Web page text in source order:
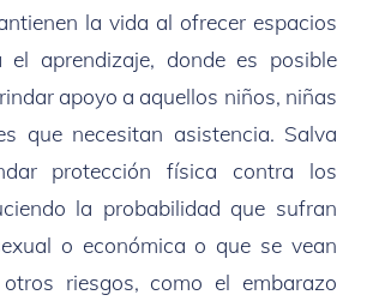
la vida al ofrecer espacios
el aprendizaje, donde es posible
apoyo a aquellos niños, niñas
que necesitan asistencia. Salva
protección física contra los
la probabilidad que sufran
o económica o que se vean
riesgos, como el embarazo